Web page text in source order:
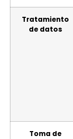
Tratamiento
de datos
Toma de